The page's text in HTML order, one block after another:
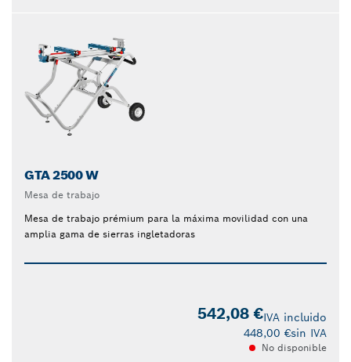
GTA 2500 W
Mesa de trabajo
Mesa de trabajo prémium para la máxima movilidad con una
amplia gama de sierras ingletadoras
542,08 €IVA incluido
448,00 €sin IVA
No disponible